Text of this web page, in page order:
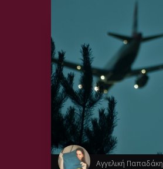
Αγγελική Παπαδάκη